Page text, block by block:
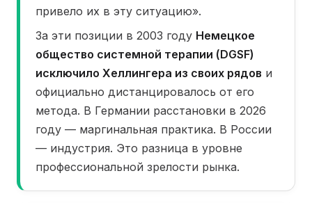
привело их в эту ситуацию».
За эти позиции в 2003 году Немецкое
общество системной терапии (DGSF)
исключило Хеллингера из своих рядов и
официально дистанцировалось от его
метода. В Германии расстановки в 2026
году — маргинальная практика. В России
— индустрия. Это разница в уровне
профессиональной зрелости рынка.